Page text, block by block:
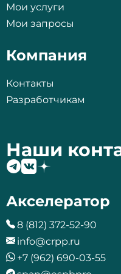
Мои услуги
Мои запросы
Компания
Контакты
Разработчикам
Наши
Акселератор
8 (812) 372-52-90
info@crpp.ru
+7 (962) 690-03-55